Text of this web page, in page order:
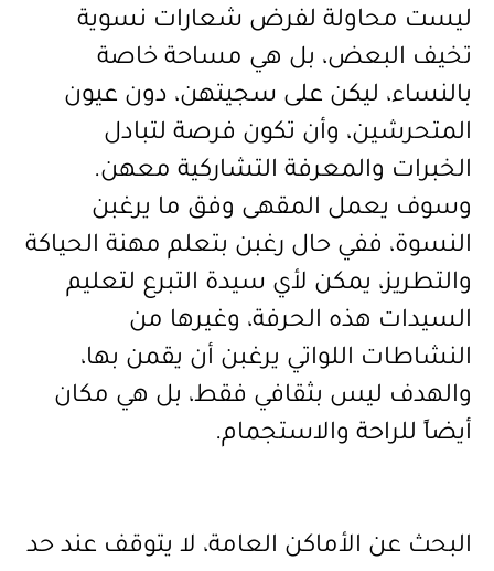
ليست محاولة لفرض شعارات نسوية
تخيف البعض، بل هي مساحة خاصة
بالنساء، ليكن على سجيتهن، دون عيون
المتحرشين، وأن تكون فرصة لتبادل
الخبرات والمعرفة التشاركية معهن.
وسوف يعمل المقهى وفق ما يرغبن
النسوة، ففي حال رغبن بتعلم مهنة الحياكة
والتطريز، يمكن لأي سيدة التبرع لتعليم
السيدات هذه الحرفة، وغيرها من
النشاطات اللواتي يرغبن أن يقمن بها،
والهدف ليس بثقافي فقط، بل هي مكان
أيضاً للراحة والاستجمام.
البحث عن الأماكن العامة، لا يتوقف عند حد